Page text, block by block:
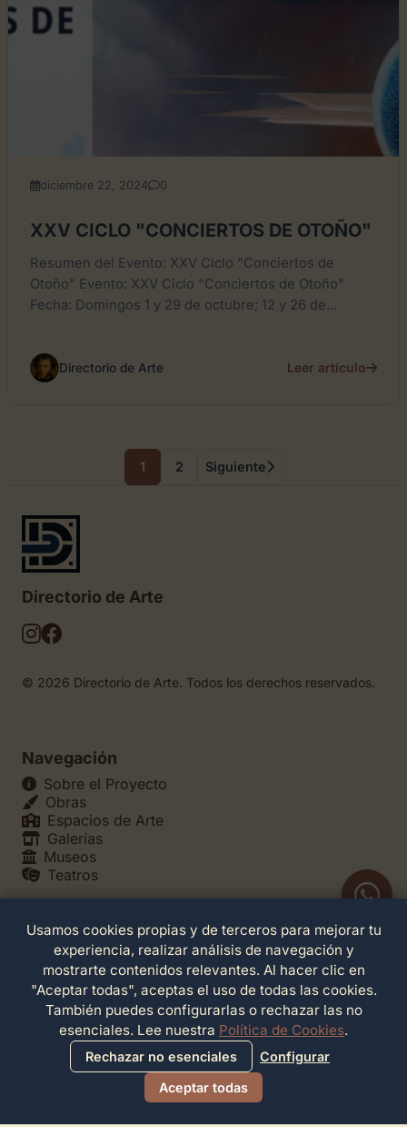
diciembre 22, 2024 0
XXV CICLO "CONCIERTOS DE OTOÑO"
Resumen del Evento: XXV Ciclo "Conciertos de
Otoño" Evento: XXV Ciclo "Conciertos de Otoño"
Fecha: Domingos 1 y 29 de octubre; 12 y 26 de...
Directorio de Arte Leer artículo
1 2 Siguiente
Directorio de Arte
© 2026 Directorio de Arte. Todos los derechos reservados.
Navegación
Sobre el Proyecto
Obras
Espacios de Arte
Galerías
Museos
Teatros
Legales
Política de Privacidad
Política de Cookies
Configuración de Cookies
Términos de Servicio
Contacto
Usamos cookies propias y de terceros para mejorar tu
experiencia, realizar análisis de navegación y
mostrarte contenidos relevantes. Al hacer clic en
"Aceptar todas", aceptas el uso de todas las cookies.
También puedes configurarlas o rechazar las no
esenciales. Lee nuestra Política de Cookies.
Rechazar no esenciales
Configurar
Aceptar todas